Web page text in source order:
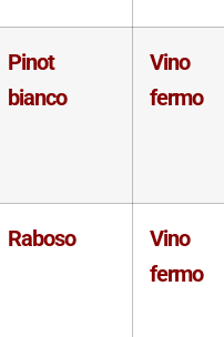
Pinot
bianco
Vino
fermo
Raboso
Vino
fermo